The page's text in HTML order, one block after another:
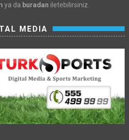
ya da buradan iletebilirsiniz.
MEDIA